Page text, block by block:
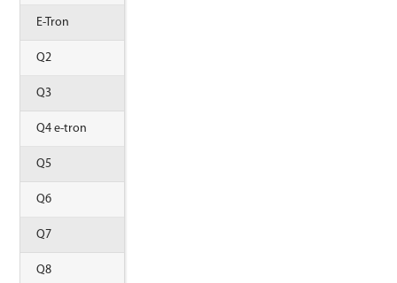
E-Tron
Q2
Q3
Q4 e-tron
Q5
Q6
Q7
Q8